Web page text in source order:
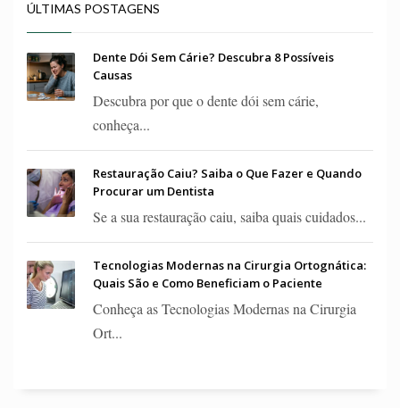
ÚLTIMAS POSTAGENS
Dente Dói Sem Cárie? Descubra 8 Possíveis
Causas
Descubra por que o dente dói sem cárie,
conheça...
Restauração Caiu? Saiba o Que Fazer e Quando
Procurar um Dentista
Se a sua restauração caiu, saiba quais cuidados...
Tecnologias Modernas na Cirurgia Ortognática:
Quais São e Como Beneficiam o Paciente
Conheça as Tecnologias Modernas na Cirurgia
Ort...